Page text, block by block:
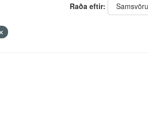
Raða eftir